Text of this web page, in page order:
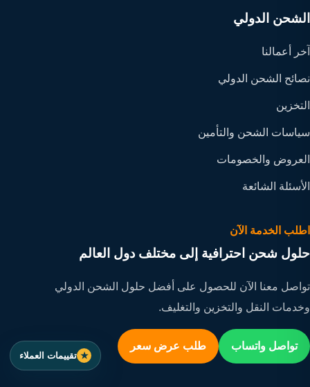
الشحن الدولي
آخر أعمالنا
نصائح الشحن الدولي
التخزين
سياسات الشحن والتأمين
العروض والخصومات
الأسئلة الشائعة
اطلب الخدمة الآن
حلول شحن احترافية إلى مختلف دول العالم
تواصل معنا الآن للحصول على أفضل حلول الشحن الدولي
وخدمات النقل والتخزين والتغليف.
تواصل واتساب طلب عرض سعر
تقييمات العملاء